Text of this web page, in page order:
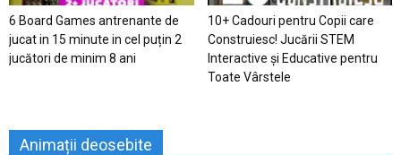
6 Board Games antrenante de
jucat in 15 minute in cel puțin 2
jucători de minim 8 ani
10+ Cadouri pentru Copii care
Construiesc! Jucării STEM
Interactive și Educative pentru
Toate Vârstele
Animații deosebite